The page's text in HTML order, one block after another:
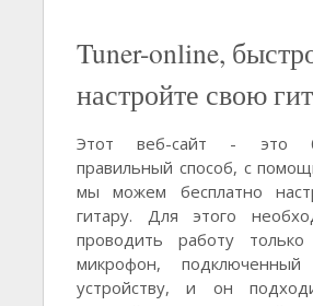
Tuner-online,
настройте свою
Этот веб-сайт - это
правильный способ, с
мы можем бесплатно
гитару. Для этого
проводить работу
микрофон,
устройству, и он